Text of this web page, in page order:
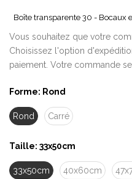
Boîte transparente 30 - Bocaux
Vous souhaitez que votre
Choisissez l'option
paiement. Votre commande
Forme: Rond
Rond Carré
Taille: 33x50cm
33x50cm 40x60cm